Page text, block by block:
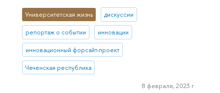
Университетская жизнь дискуссии
репортаж о событии инновации
инновационный форсайт-проект
Чеченская республика
8 февраля, 2023 г.